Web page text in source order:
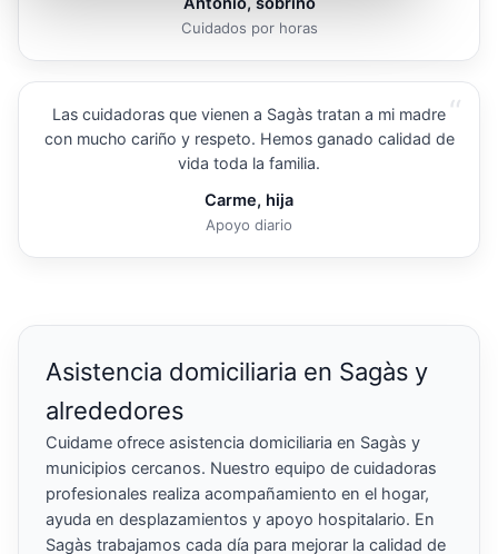
Cuidados por horas
“
Las cuidadoras que vienen a Sagàs tratan a mi madre
con mucho cariño y respeto. Hemos ganado calidad de
vida toda la familia.
Carme, hija
Apoyo diario
Asistencia domiciliaria en Sagàs y
alrededores
Cuidame ofrece asistencia domiciliaria en Sagàs y
municipios cercanos. Nuestro equipo de cuidadoras
profesionales realiza acompañamiento en el hogar,
ayuda en desplazamientos y apoyo hospitalario. En
Sagàs trabajamos cada día para mejorar la calidad de